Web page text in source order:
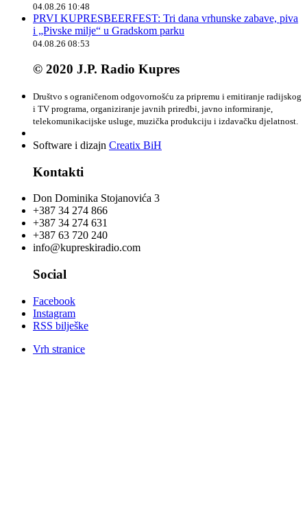
04.08.26 10:48
PRVI KUPRESBEERFEST: Tri dana vrhunske zabave, piva
i „Pivske milje“ u Gradskom parku
04.08.26 08:53
© 2020 J.P. Radio Kupres
Društvo s ograničenom odgovornošću za pripremu i emitiranje radijskog
i TV programa, organiziranje javnih priredbi, javno informiranje,
telekomunikacijske usluge, muzička produkciju i izdavačku djelatnost.
Software i dizajn Creatix BiH
Kontakti
Don Dominika Stojanovića 3
+387 34 274 866
+387 34 274 631
+387 63 720 240
info@kupreskiradio.com
Social
Facebook
Instagram
RSS bilješke
Vrh stranice